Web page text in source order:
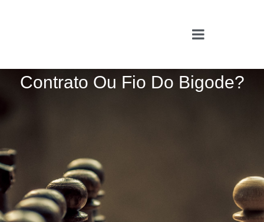
Contrato Ou Fio Do Bigode?